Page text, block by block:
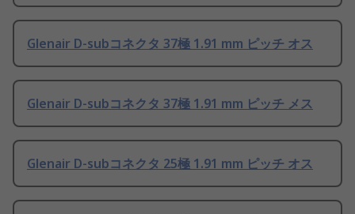
Glenair D-subコネクタ 37極 1.91 mm ピッチ オス
Glenair D-subコネクタ 37極 1.91 mm ピッチ メス
Glenair D-subコネクタ 25極 1.91 mm ピッチ オス